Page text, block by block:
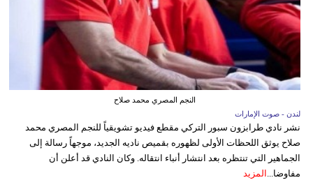
النجم المصري محمد صلاح
لندن - صوت الإمارات
نشر نادي طرابزون سبور التركي مقطع فيديو تشويقياً للنجم المصري محمد
صلاح يوثق اللحظات الأولى لظهوره بقميص ناديه الجديد، موجهاً رسالة إلى
الجماهير التي تنتظره بعد انتشار أنباء انتقاله. وكان النادي قد أعلن أن
مفاوضا... المزيد